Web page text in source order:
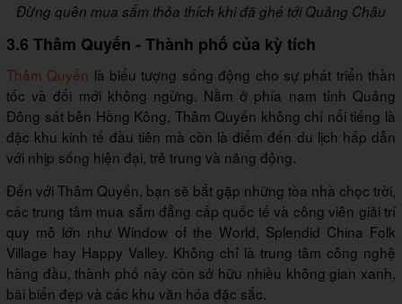
Đừng quên mua sắm thỏa thích khi đã ghé tới Quảng Châu
3.6 Thâm Quyến - Thành phố của kỳ tích
Thâm Quyến là biểu tượng sống động cho sự phát triển thần
tốc và đổi mới không ngừng. Nằm ở phía nam tỉnh Quảng
Đông sát bên Hồng Kông, Thâm Quyến không chỉ nổi tiếng là
đặc khu kinh tế đầu tiên mà còn là điểm đến du lịch hấp dẫn
với nhịp sống hiện đại, trẻ trung và năng động.
Đến với Thâm Quyến, bạn sẽ bắt gặp những tòa nhà chọc trời,
các trung tâm mua sắm đẳng cấp quốc tế và công viên giải trí
quy mô lớn như Window of the World, Splendid China Folk
Village hay Happy Valley. Không chỉ là trung tâm công nghệ
hàng đầu, thành phố này còn sở hữu nhiều không gian xanh,
bãi biển đẹp và các khu văn hóa đặc sắc.